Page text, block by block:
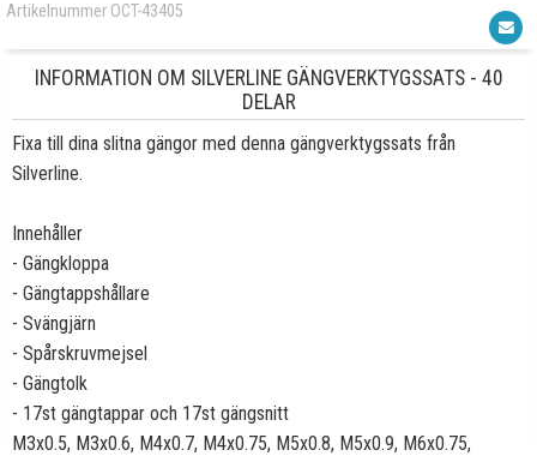
Artikelnummer OCT-43405
INFORMATION OM SILVERLINE GÄNGVERKTYGSSATS - 40
DELAR
Fixa till dina slitna gängor med denna gängverktygssats från
Silverline.
Innehåller
- Gängkloppa
- Gängtappshållare
- Svängjärn
- Spårskruvmejsel
- Gängtolk
- 17st gängtappar och 17st gängsnitt
M3x0.5, M3x0.6, M4x0.7, M4x0.75, M5x0.8, M5x0.9, M6x0.75,